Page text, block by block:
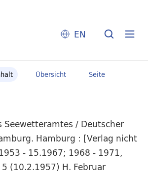
EN
Übersicht Seite
Seewetteramtes / Deutscher
Hamburg : [Verlag nicht
- 15.1967; 1968 - 1971,
(10.2.1957) H. Februar